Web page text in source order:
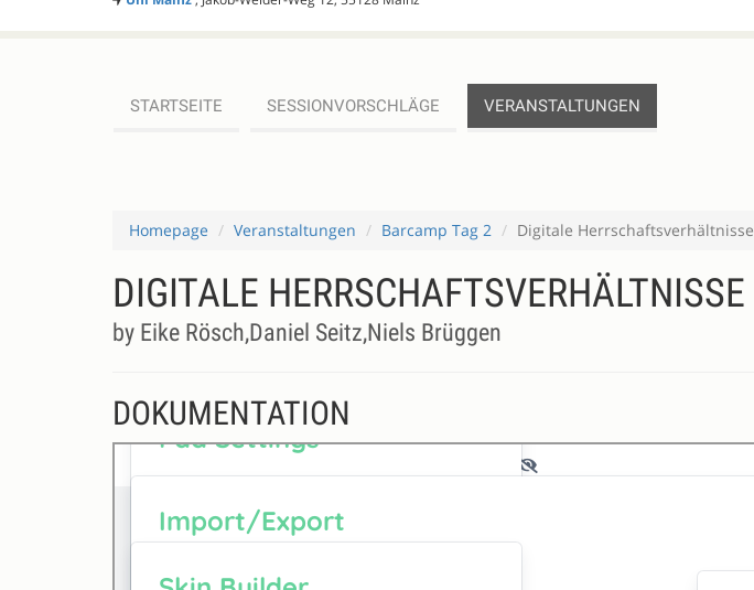
STARTSEITE SESSIONVORSCHLÄGE VERANSTALTUNGEN
Homepage Veranstaltungen Barcamp Tag 2 Digitale Herrschaftsverhältnisse
DIGITALE HERRSCHAFTSVERHÄLTNISSE
by Eike Rösch,Daniel Seitz,Niels Brüggen
DOKUMENTATION